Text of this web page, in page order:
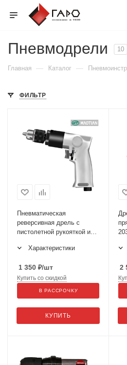
Пневмодрели 10
Главная — Каталог —
ФИЛЬТР
Пневматическая
реверсивная дрель с
пистолетной рукояткой и
дюйма MAOTIAN MT-1200
Характеристики
1 350 ₽/шт
КУПИТЬ
Купить со скидкой
В РАССРОЧКУ
2